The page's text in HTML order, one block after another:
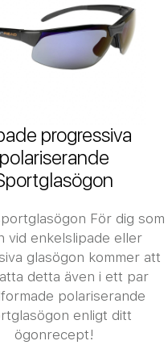
progressiva
polariserande
För dig som
vid enkelslipade eller
glasögon kommer att
detta även i ett par
polariserande
enligt ditt
ögonrecept!